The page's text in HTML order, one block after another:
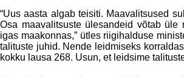
“Uus aasta algab teisiti. Maavalitsused
Osa maavalitsuste ülesandeid võtab üle
igas maakonnas,” ütles riigihalduse
talituste juhid. Nende leidmiseks
kokku lausa 268. Usun, et leidsime